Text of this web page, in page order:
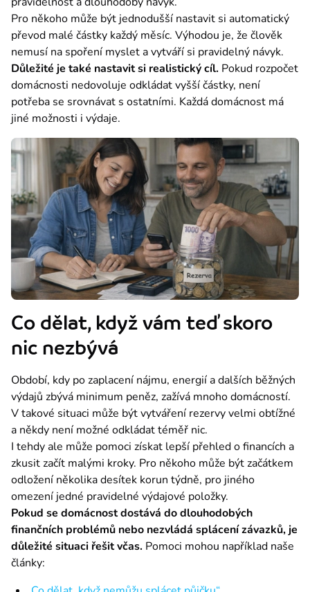
Pro někoho může být jednodušší nastavit si automatický
převod malé částky každý měsíc. Výhodou je, že člověk
nemusí na spoření myslet a vytváří si pravidelný návyk.
Důležité je také nastavit si realistický cíl. Pokud rozpočet
domácnosti nedovoluje odkládat vyšší částky, není
potřeba se srovnávat s ostatními. Každá domácnost má
jiné možnosti i výdaje.
Co dělat, když vám teď skoro
nic nezbývá
Období, kdy po zaplacení nájmu, energií a dalších běžných
výdajů zbývá minimum peněz, zažívá mnoho domácností.
V takové situaci může být vytváření rezervy velmi obtížné
a někdy není možné odkládat téměř nic.
I tehdy ale může pomoci získat lepší přehled o financích a
zkusit začít malými kroky. Pro někoho může být začátkem
odložení několika desítek korun týdně, pro jiného
omezení jedné pravidelné výdajové položky.
Pokud se domácnost dostává do dlouhodobých
finančních problémů nebo nezvládá splácení závazků, je
důležité situaci řešit včas. Pomoci mohou například naše
články: